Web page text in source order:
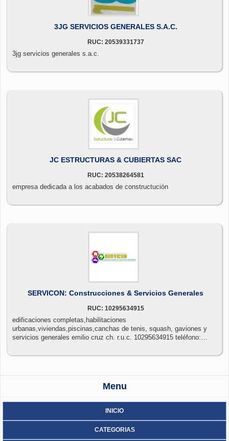
3JG SERVICIOS GENERALES S.A.C.
RUC: 20539331737
3jg servicios generales s.a.c.
JC ESTRUCTURAS & CUBIERTAS SAC
RUC: 20538264581
empresa dedicada a los acabados de constructución
SERVICON: Construcciones & Servicios Generales
RUC: 10295634915
edificaciones completas,habilitaciones
urbanas,viviendas,piscinas,canchas de tenis, squash, gaviones y
servicios generales emilio cruz ch. r.u.c. 10295634915 teléfono:
Menu
INICIO
CATEGORIAS